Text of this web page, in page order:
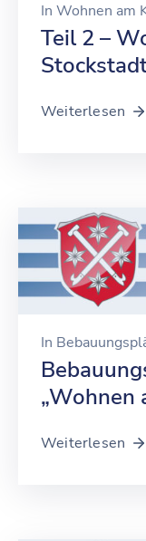
In Wohnen am
Teil 2 –
Weiterlesen
In
„Wohnen
Weiterlesen